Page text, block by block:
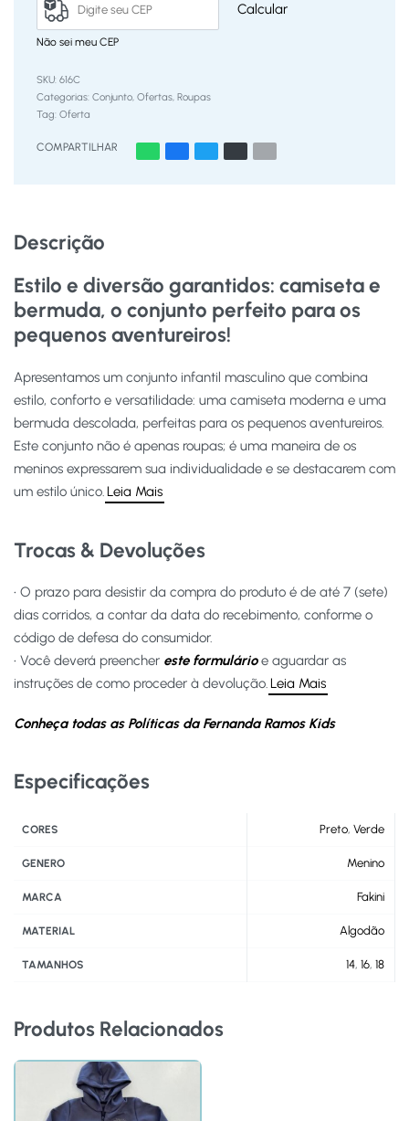
Calcular
Não sei meu CEP
616C
Categorias: Conjunto, Ofertas, Roupas
Tag: Oferta
COMPARTILHAR
Descrição
Estilo e diversão garantidos: camiseta e
bermuda, o conjunto perfeito para os
pequenos aventureiros!
Apresentamos um conjunto infantil masculino que combina
estilo, conforto e versatilidade: uma camiseta moderna e uma
bermuda descolada, perfeitas para os pequenos aventureiros.
Este conjunto não é apenas roupas; é uma maneira de os
meninos expressarem sua individualidade e se destacarem com
um estilo único.Leia Mais
Trocas & Devoluções
• O prazo para desistir da compra do produto é de até 7 (sete)
dias corridos, a contar da data do recebimento, conforme o
código de defesa do consumidor.
• Você deverá preencher este formulárioe aguardar as
instruções de como proceder à devolução.Leia Mais
Conheça todas as Políticas da Fernanda Ramos Kids
Especificações
CORES Preto, Verde
GENERO Menino
MARCA Fakini
MATERIAL Algodão
TAMANHOS 14, 16, 18
Produtos Relacionados